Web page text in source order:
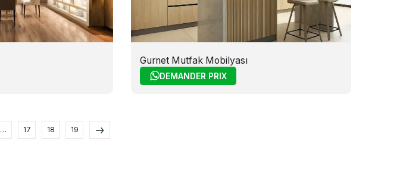
Gurnet Mutfak Mobilyası
DEMANDER PRIX
… 17 18 19